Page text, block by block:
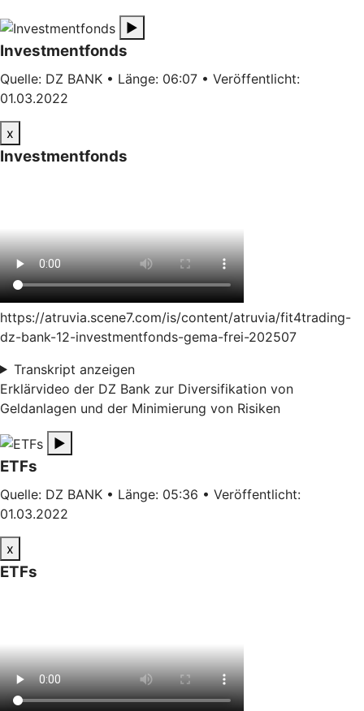
▶
Investmentfonds
Quelle: DZ BANK • Länge: 06:07 • Veröffentlicht:
01.03.2022
x
Investmentfonds
https://atruvia.scene7.com/is/content/atruvia/fit4trading-
dz-bank-12-investmentfonds-gema-frei-202507
Transkript anzeigen
Erklärvideo der DZ Bank zur Diversifikation von
Geldanlagen und der Minimierung von Risiken
▶
ETFs
Quelle: DZ BANK • Länge: 05:36 • Veröffentlicht:
01.03.2022
x
ETFs